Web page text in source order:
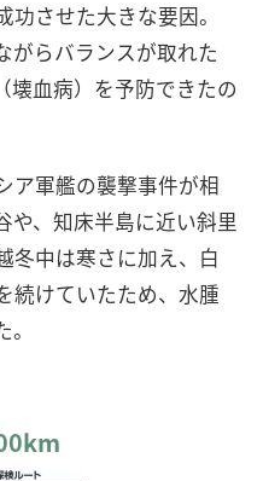
させた大きな要因。
がらバランスが取れた
壊血病）を予防できたの
ア軍艦の襲撃事件が相
や、知床半島に近い斜里
冬中は寒さに加え、白
続けていたため、水腫